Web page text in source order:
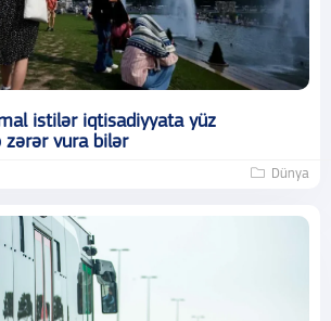
istilər iqtisadiyyata yüz
zərər vura bilər
Dünya